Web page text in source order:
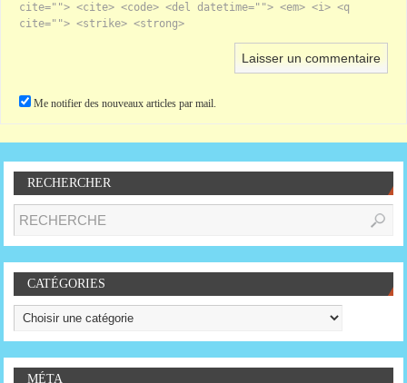
cite=""> <cite> <code> <del datetime=""> <em> <i> <q
cite=""> <strike> <strong>
Me notifier des nouveaux articles par mail.
RECHERCHER
CATÉGORIES
MÉTA